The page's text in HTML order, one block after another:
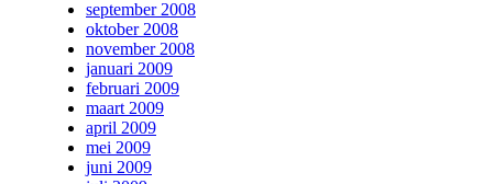
september 2008
oktober 2008
november 2008
januari 2009
februari 2009
maart 2009
april 2009
mei 2009
juni 2009